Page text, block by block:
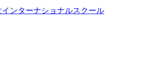
インターナショナルスクール